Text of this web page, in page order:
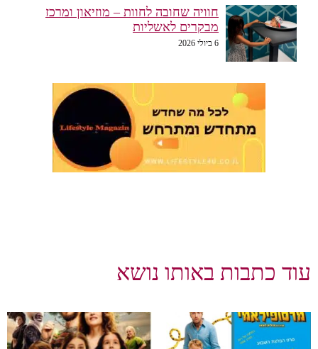
חוויה שחובה לחוות – מוזיאון ומרכז
מבקרים לאשליות
6 ביולי 2026
עוד כתבות באותו נושא